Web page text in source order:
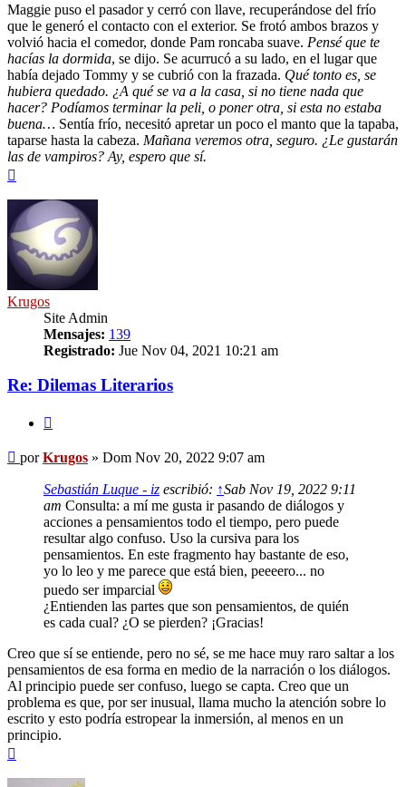
Maggie puso el pasador y cerró con llave, recuperándose del frío
que le generó el contacto con el exterior. Se frotó ambos brazos y
volvió hacia el comedor, donde Pam roncaba suave. Pensé que te
hacías la dormida, se dijo. Se acurrucó a su lado, en el lugar que
había dejado Tommy y se cubrió con la frazada. Qué tonto es, se
hubiera quedado. ¿A qué se va a la casa, si no tiene nada que
hacer? Podíamos terminar la peli, o poner otra, si esta no estaba
buena… Sentía frío, necesitó apretar un poco el manto que la tapaba,
taparse hasta la cabeza. Mañana veremos otra, seguro. ¿Le gustarán
las de vampiros? Ay, espero que sí.
Krugos
Site Admin
Mensajes: 139
Registrado: Jue Nov 04, 2021 10:21 am
Re: Dilemas Literarios
Mensaje
porKrugos » Dom Nov 20, 2022 9:07 am
Sebastián Luque - iz escribió: ↑Sab Nov 19, 2022 9:11
am Consulta: a mí me gusta ir pasando de diálogos y
acciones a pensamientos todo el tiempo, pero puede
resultar algo confuso. Uso la cursiva para los
pensamientos. En este fragmento hay bastante de eso,
yo lo leo y me parece que está bien, peeeero... no
puedo ser imparcial
¿Entienden las partes que son pensamientos, de quién
es cada cual? ¿O se pierden? ¡Gracias!
Creo que sí se entiende, pero no sé, se me hace muy raro saltar a los
pensamientos de esa forma en medio de la narración o los diálogos.
Al principio puede ser confuso, luego se capta. Creo que un
problema es que, por ser inusual, llama mucho la atención sobre lo
escrito y esto podría estropear la inmersión, al menos en un
principio.